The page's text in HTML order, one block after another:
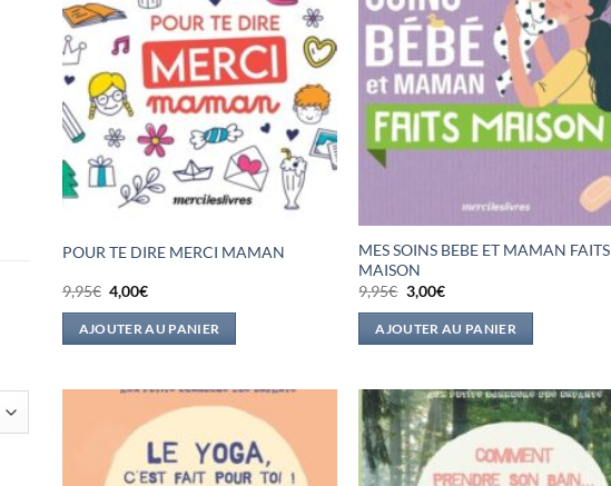
POUR TE DIRE MERCI MAMAN
9,95€ Le
prix
initial
était :
4,00€Le
actuel
est :
AJOUTER AU PANIER
MES SOINS BEBE ET MAMAN FAITS
MAISON
9,95€ Le
prix
initial
était :
3,00€Le
actuel
est :
AJOUTER AU PANIER